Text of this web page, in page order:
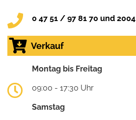
0 47 51 / 97 81 70 und 2004
Verkauf
Montag bis Freitag
09:00 - 17:30 Uhr
Samstag